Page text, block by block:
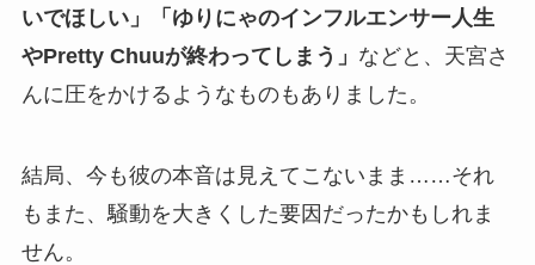
いでほしい」「ゆりにゃのインフルエンサー人生
やPretty Chuuが終わってしまう」 などと、天宮さ
んに圧をかけるようなものもありました。
結局、今も彼の本音は見えてこないまま……それ
もまた、騒動を大きくした要因だったかもしれま
せん。